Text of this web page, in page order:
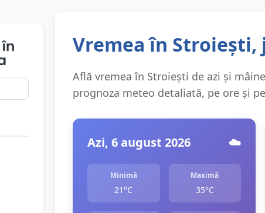
Vremea în
Află vremea în Stroiești de azi și
prognoza meteo detaliată, pe ore și
Azi, 6 august 2026 ☁️
Minimă
21°C
Maximă
35°C